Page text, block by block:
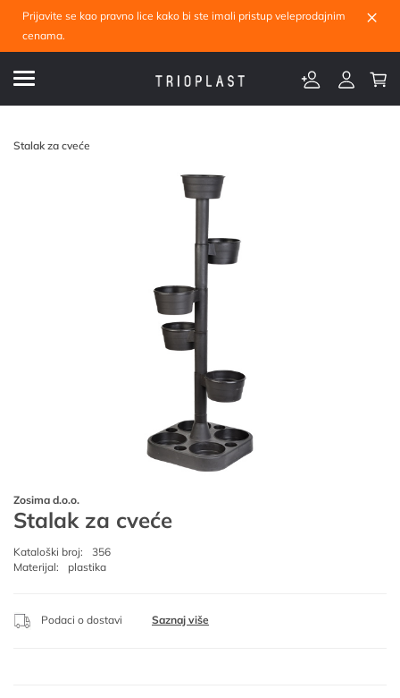
Prijavite se kao pravno lice kako bi ste imali pristup veleprodajnim
cenama.
×
Stalak za cveće
Zosima d.o.o.
Stalak za cveće
Kataloški broj:
356
Materijal:
plastika
Podaci o dostavi Saznaj više